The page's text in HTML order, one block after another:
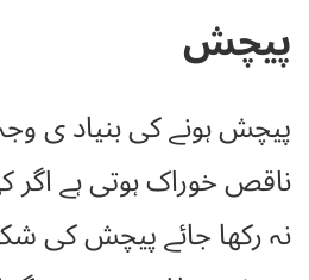
پیچش
پیچش ہونے کی بنیاد ی وجہ
ناقص خوراک ہوتی ہے اگر
نہ رکھا جائے پیچش کی